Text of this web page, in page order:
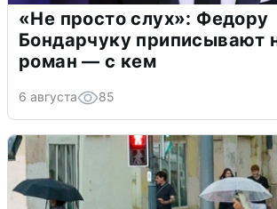
«Не просто слух»: Федору
Бондарчуку приписывают
роман — с кем
6 августа 85